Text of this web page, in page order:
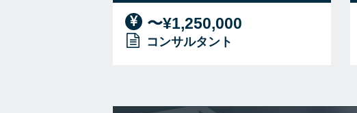
〜¥1,250,000
コンサルタント